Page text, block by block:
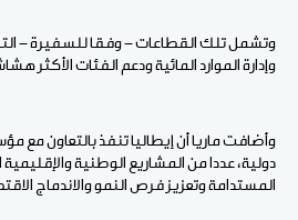
وتشمل تلك القطاعات - وفقا للسفيرة -
وإدارة الموارد المائية ودعم الفئات الأكثر
وأضافت ماريا أن إيطاليا تنفذ بالتعاون
دولية، عددا من المشاريع الوطنية والإقليمية
المستدامة وتعزيز فرص النمو والاندماج